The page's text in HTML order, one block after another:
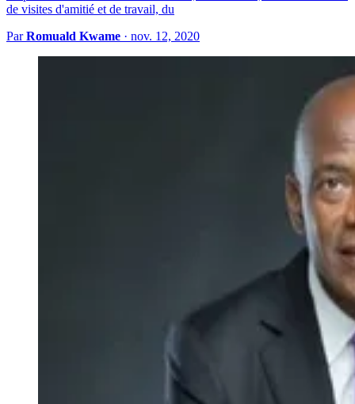
de visites d'amitié et de travail, du
ParRomuald Kwame · nov. 12, 2020